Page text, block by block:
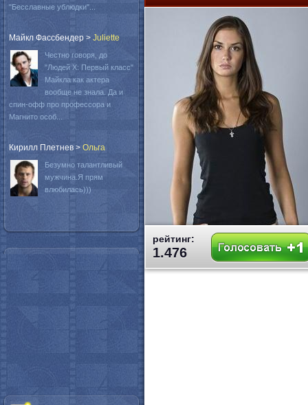
рейтинг:
1.476
"Бесславные ублюдки"...
Майкл Фассбендер > Juliette
Честно говоря, до
"Людей Х: Первый класс"
Майкла как актера
вообще не знала. Да и
спин-офф про профессора и
Магнито особ...
Кирилл Плетнев > Oльга
Безумно талантливый
мужчина.Я прям
влюбилась)))